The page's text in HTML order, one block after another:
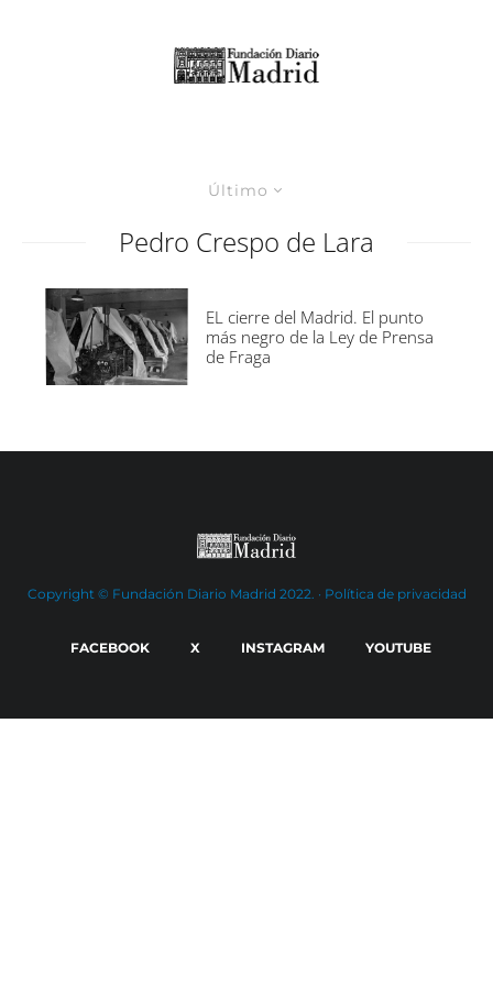
Último
Pedro Crespo de Lara
EL cierre del Madrid. El punto
más negro de la Ley de Prensa
de Fraga
Copyright © Fundación Diario Madrid 2022. · Política de privacidad
FACEBOOK X INSTAGRAM YOUTUBE